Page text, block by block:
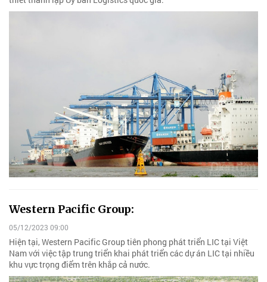
Western Pacific Group:
05/12/2023 09:00
Hiện tại, Western Pacific Group tiên phong phát triển LIC tại Việt
Nam với việc tập trung triển khai phát triển các dự án LIC tại nhiều
khu vực trọng điểm trên khắp cả nước.